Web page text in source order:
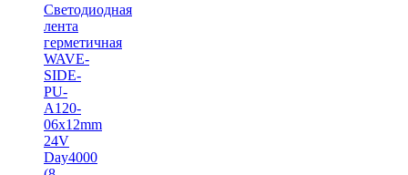
Светодиодная
лента
герметичная
WAVE-
SIDE-
PU-
A120-
06x12mm
24V
Day4000